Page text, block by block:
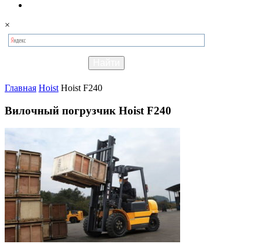
×
Главная Hoist Hoist F240
Вилочный погрузчик Hoist F240